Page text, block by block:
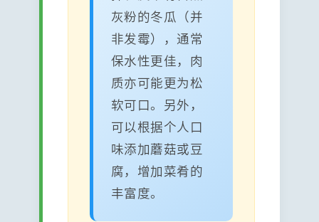
灰粉的冬瓜（并
非发霉），通常
保水性更佳，肉
质亦可能更为松
软可口。另外，
可以根据个人口
味添加蘑菇或豆
腐，增加菜肴的
丰富度。